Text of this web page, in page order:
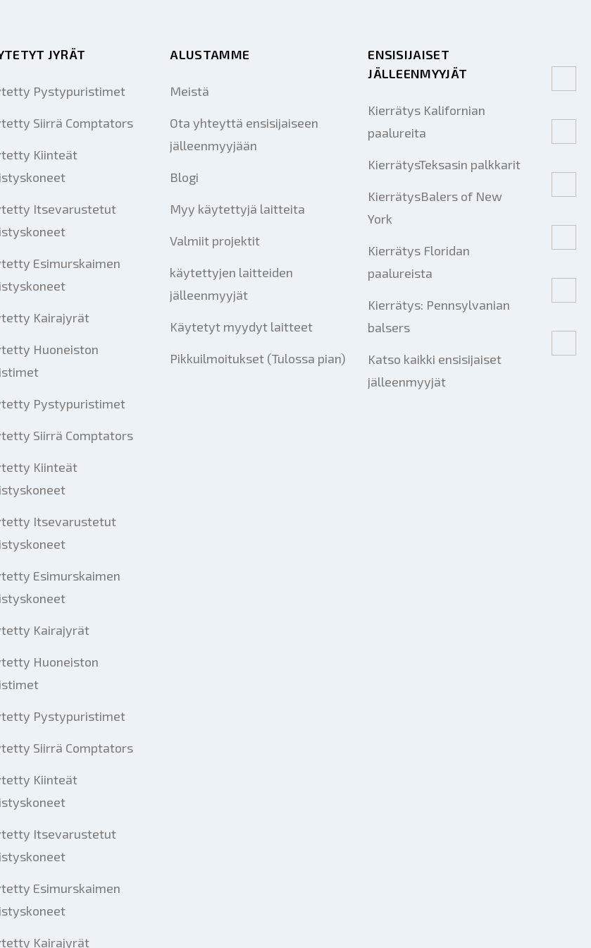
JYRÄT
Pystypuristimet
Siirrä Comptators
Kiinteät
Itsevarustetut
Esimurskaimen
Kairajyrät
Huoneiston
Pystypuristimet
Siirrä Comptators
Kiinteät
Itsevarustetut
Esimurskaimen
Kairajyrät
Huoneiston
Pystypuristimet
Siirrä Comptators
Kiinteät
Itsevarustetut
Esimurskaimen
Kairajyrät
ALUSTAMME
Meistä
Ota yhteyttä ensisijaiseen
jälleenmyyjään
Blogi
Myy käytettyjä laitteita
Valmiit projektit
käytettyjen laitteiden
jälleenmyyjät
Käytetyt myydyt laitteet
Pikkuilmoitukset (Tulossa pian)
ENSISIJAISET
JÄLLEENMYYJÄT
Kierrätys Kalifornian
paalureita
KierrätysTeksasin palkkarit
KierrätysBalers of New
York
Kierrätys Floridan
paalureista
Kierrätys: Pennsylvanian
balsers
Katso kaikki ensisijaiset
jälleenmyyjät